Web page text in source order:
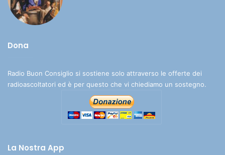
Dona
Radio Buon Consiglio si sostiene solo attraverso le offerte dei
radioascoltatori ed è per questo che vi chiediamo un sostegno.
La Nostra App